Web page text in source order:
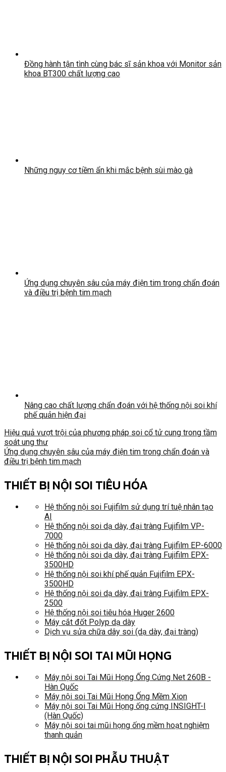
Đồng hành tận tình cùng bác sĩ sản khoa với Monitor sản
khoa BT300 chất lượng cao
Những nguy cơ tiềm ẩn khi mắc bệnh sùi mào gà
Ứng dụng chuyên sâu của máy điện tim trong chẩn đoán
và điều trị bệnh tim mạch
Nâng cao chất lượng chẩn đoán với hệ thống nội soi khí
phế quản hiện đại
Hiệu quả vượt trội của phương pháp soi cổ tử cung trong tầm
soát ung thư
Ứng dụng chuyên sâu của máy điện tim trong chẩn đoán và
điều trị bệnh tim mạch
THIẾT BỊ NỘI SOI TIÊU HÓA
Hệ thống nội soi Fujifilm sử dụng trí tuệ nhân tạo
AI
Hệ thống nội soi dạ dày, đại tràng Fujifilm VP-
7000
Hệ thống nội soi dạ dày, đại tràng Fujifilm EP-6000
Hệ thống nội soi dạ dày, đại tràng Fujifilm EPX-
3500HD
Hệ thống nội soi khí phế quản Fujifilm EPX-
3500HD
Hệ thống nội soi dạ dày, đại tràng Fujifilm EPX-
2500
Hệ thống nội soi tiêu hóa Huger 2600
Máy cắt đốt Polyp dạ dày
Dịch vụ sửa chữa dây soi (dạ dày, đại tràng)
THIẾT BỊ NỘI SOI TAI MŨI HỌNG
Máy nội soi Tai Mũi Họng Ống Cứng Net 260B -
Hàn Quốc
Máy nội soi Tai Mũi Họng Ống Mềm Xion
Máy nội soi Tai Mũi Họng ống cứng INSIGHT-I
(Hàn Quốc)
Máy nội soi tai mũi họng ống mềm hoạt nghiệm
thanh quản
THIẾT BỊ NỘI SOI PHẪU THUẬT